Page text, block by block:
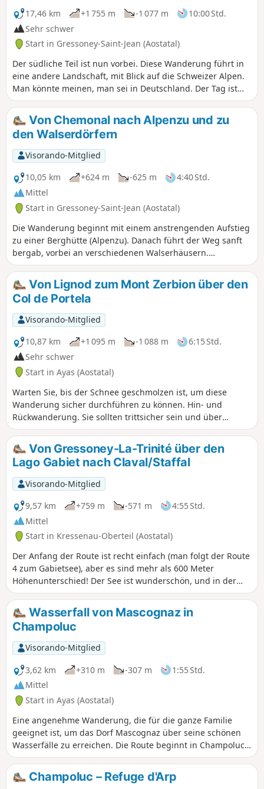
erreichen. Folgen Sie dann in nordöstlicher Richtung (also
nach rechts) dem Weg, der zum Gipfel der Punta Valnera
(2754 m) führt. Diese kurze Strecke bis zum Gipfel ist bis auf
die Steilheit des Hangs ohne Schwierigkeiten. Bei schönem
Wetter bietet dieser schöne, relativ leicht zu erreichende
Gipfel ein weites Panorama. Der Rückweg erfolgt über die
gleiche Route.
17,46 km +1 755 m -1 077 m
10:00 Std.
Sehr schwer
Start in Gressoney-Saint-Jean (Aostatal)
Der südliche Teil ist nun vorbei. Diese Wanderung führt in
eine andere Landschaft, mit Blick auf die Schweizer Alpen.
Man könnte meinen, man sei in Deutschland. Der Tag ist
schön. Nach dem Aufstieg führt die Wanderung wieder
hinunter ins Tal. Wie in Eaux Rousses ist es ratsam, im
Voraus zu reservieren, da die Hütte sehr beliebt ist. Es gibt
übrigens zwei davon, und sie sind Anfang Juli ausgebucht.
Von Chemonal nach Alpenzu und zu
den Walserdörfern
Visorando-Mitglied
10,05 km
+624 m -625 m
4:40 Std.
Mittel
Start in Gressoney-Saint-Jean (Aostatal)
Die Wanderung beginnt mit einem anstrengenden Aufstieg
zu einer Berghütte (Alpenzu). Danach führt der Weg sanft
bergab, vorbei an verschiedenen Walserhäusern.
Unterwegs können Sie die herrliche Aussicht auf das Tal
genießen. Der Rückweg führt teilweise durch den Wald.
Von Lignod zum Mont Zerbion über den
Col de Portela
Visorando-Mitglied
10,87 km
+1 095 m -1 088 m
6:15 Std.
Sehr schwer
Start in Ayas (Aostatal)
Warten Sie, bis der Schnee geschmolzen ist, um diese
Wanderung sicher durchführen zu können. Hin- und
Rückwanderung. Sie sollten trittsicher sein und über
Bergwandererfahrung verfügen. Von Lignod aus geht es
vorbei an der in Renovierung befindlichen Kirche mit ihrem
schönen Fresko. Gut markierte Wege im Dorf ermöglichen
es, das Dorf zu verlassen und in Richtung Borbey einen
Aufstieg zu unternehmen. An einem Parkplatz
angekommen, nehmen Sie den Weg, der weiter ansteigt
und an Höhe gewinnt. Sie befinden sich auf einem
Kreuzweg, der zur Jungfrau vom Mont Zerbion hinauf führt.
Der Col de Portela ist mit seinem Mast gut sichtbar und
erkennbar. Überqueren Sie den Pass, um den Mont Zerbion
und seine Jungfrau auf 2723 Metern Höhe zu erreichen, die
das Ayas-Tal überragt.
Von Gressoney-La-Trinité über den
Lago Gabiet nach Claval/Staffal
Visorando-Mitglied
9,57 km
+759 m -571 m
4:55 Std.
Mittel
Start in Kressenau-Oberteil (Aostatal)
Der Anfang der Route ist recht einfach (man folgt der Route
4 zum Gabietsee), aber es sind mehr als 600 Meter
Höhenunterschied! Der See ist wunderschön, und in der
Ferne sieht man den Schnee auf dem Gipfel des Monte
Rosa.Wasserfall von Mascognaz in
Champoluc
Visorando-Mitglied
3,62 km
+310 m -307 m
1:55 Std.
Mittel
Start in Ayas (Aostatal)
Eine angenehme Wanderung, die für die ganze Familie
geeignet ist, um das Dorf Mascognaz über seine schönen
Wasserfälle zu erreichen. Die Route beginnt in Champoluc
und führt auf einem Waldweg entlang des Baches bis zum
Dorf Mascognaz. Von dort aus kann man mehrere längere
Routen nehmen.
Champoluc – Refuge d'Arp